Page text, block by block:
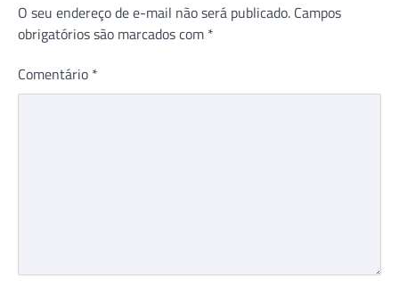
O seu endereço de e-mail não será publicado. Campos
obrigatórios são marcados com *
Comentário *